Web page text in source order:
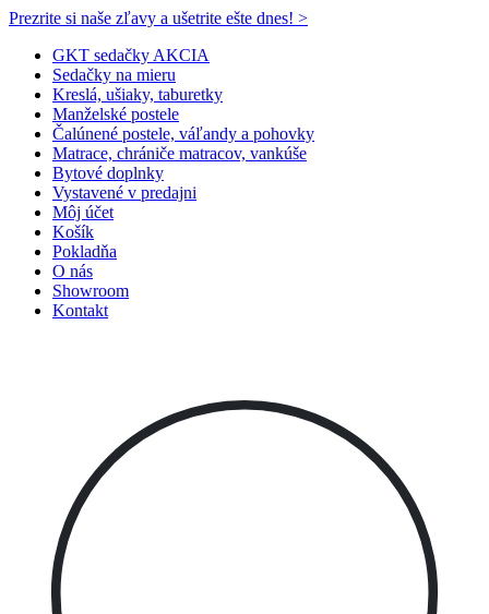
Prezrite si naše zľavy a ušetrite ešte dnes! >​
GKT sedačky AKCIA
Sedačky na mieru
Kreslá, ušiaky, taburetky
Manželské postele
Čalúnené postele, váľandy a pohovky
Matrace, chrániče matracov, vankúše
Bytové doplnky
Vystavené v predajni
Môj účet
Košík
Pokladňa
O nás
Showroom
Kontakt